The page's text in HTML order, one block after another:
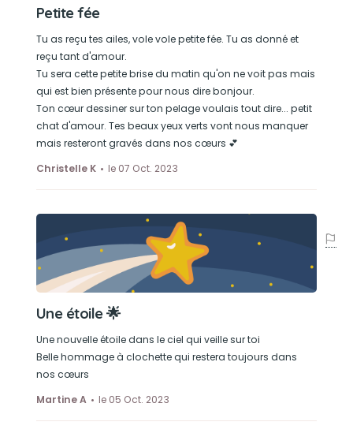
Petite fée
Tu as reçu tes ailes, vole vole petite fée. Tu as donné et
reçu tant d'amour.
Tu sera cette petite brise du matin qu'on ne voit pas mais
qui est bien présente pour nous dire bonjour.
Ton cœur dessiner sur ton pelage voulais tout dire... petit
chat d'amour. Tes beaux yeux verts vont nous manquer
mais resteront gravés dans nos cœurs 💕
Christelle K
le 07 Oct. 2023
Une étoile 🌟
Une nouvelle étoile dans le ciel qui veille sur toi
Belle hommage à clochette qui restera toujours dans
nos cœurs
Martine A
le 05 Oct. 2023